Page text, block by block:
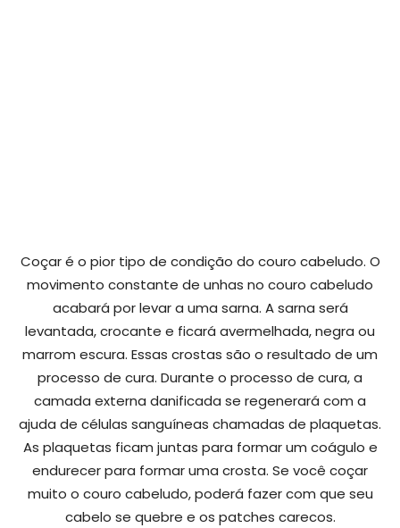
Coçar é o pior tipo de condição do couro cabeludo. O
movimento constante de unhas no couro cabeludo
acabará por levar a uma sarna. A sarna será
levantada, crocante e ficará avermelhada, negra ou
marrom escura. Essas crostas são o resultado de um
processo de cura. Durante o processo de cura, a
camada externa danificada se regenerará com a
ajuda de células sanguíneas chamadas de plaquetas.
As plaquetas ficam juntas para formar um coágulo e
endurecer para formar uma crosta. Se você coçar
muito o couro cabeludo, poderá fazer com que seu
cabelo se quebre e os patches carecos.